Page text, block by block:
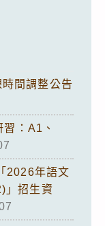
間調整公告
：A1、
2026年語文
」招生資